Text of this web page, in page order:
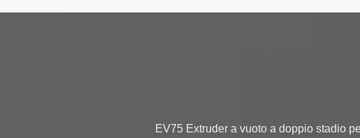
EV75 Extruder a vuoto a doppio stadio